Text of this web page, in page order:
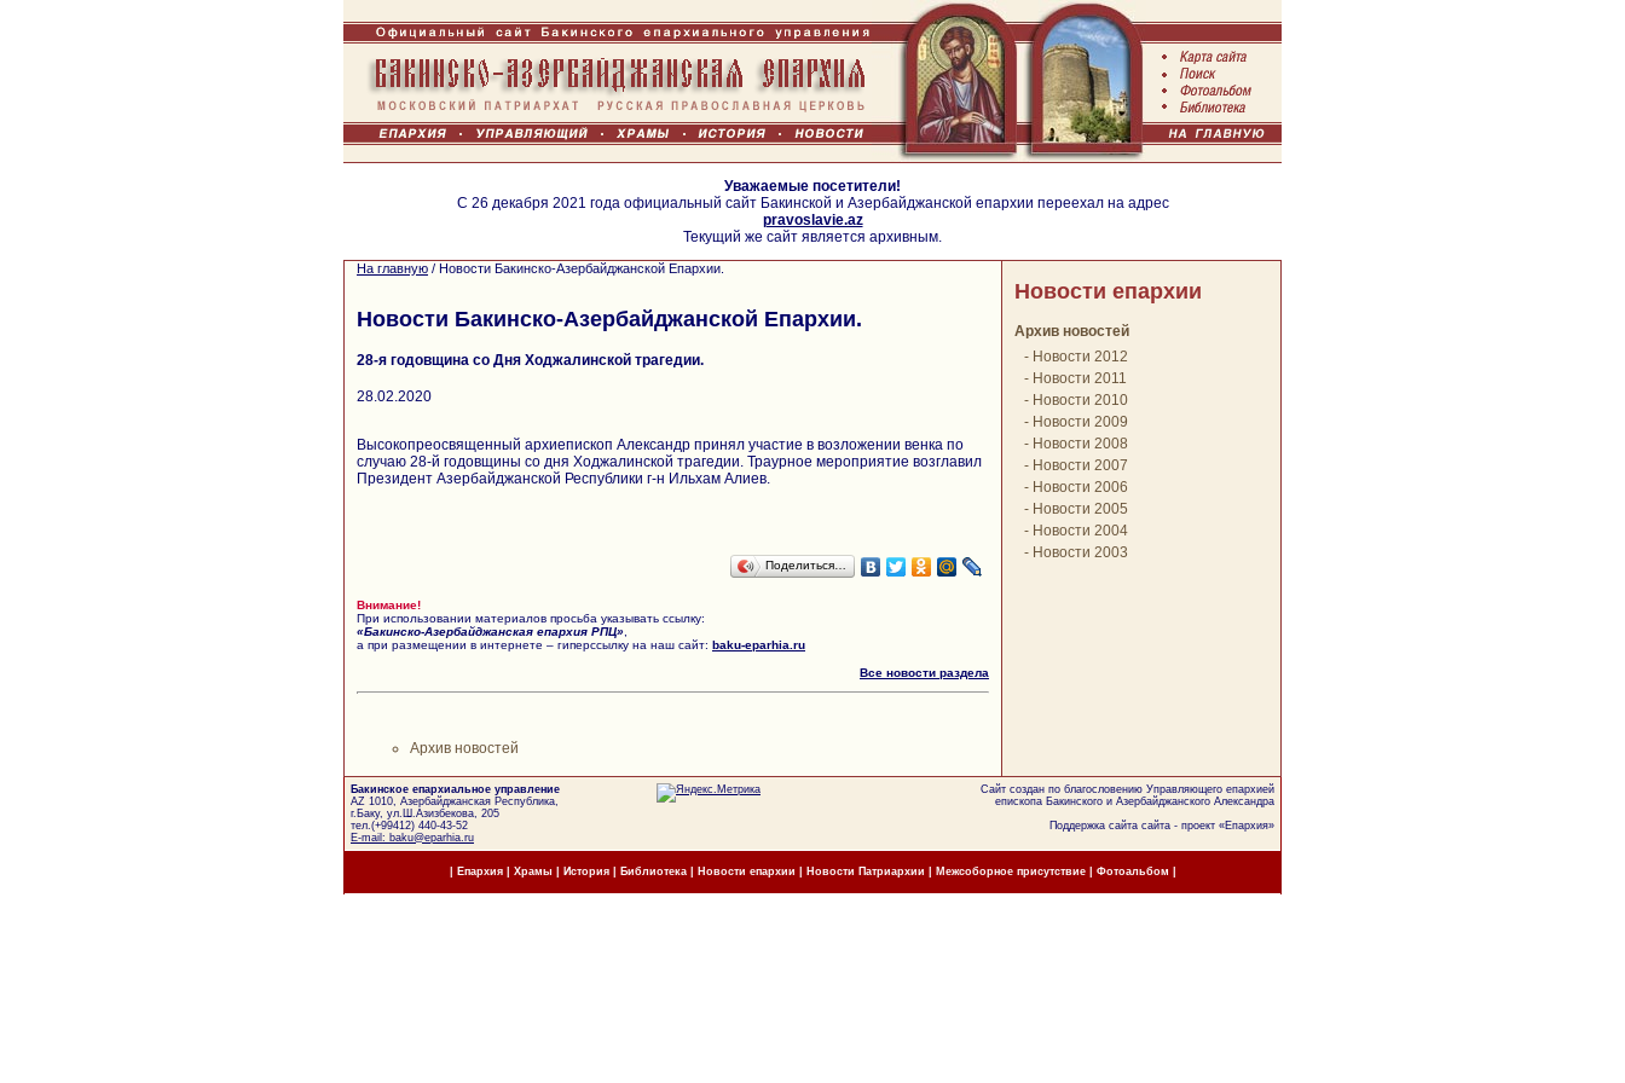
Уважаемые посетители!
С 26 декабря 2021 года официальный сайт Бакинской и Азербайджанской епархии переехал на адрес
pravoslavie.az
Текущий же сайт является архивным.
На главную / Новости Бакинско-Азербайджанской Епархии.
Новости Бакинско-Азербайджанской Епархии.
28-я годовщина со Дня Ходжалинской трагедии.
28.02.2020
Высокопреосвященный архиепископ Александр принял участие в возложении венка по
случаю 28-й годовщины со дня Ходжалинской трагедии. Траурное мероприятие возглавил
Президент Азербайджанской Республики г-н Ильхам Алиев.
Поделиться…
Внимание!
При использовании материалов просьба указывать ссылку:
«Бакинско-Азербайджанская епархия РПЦ»
а при размещении в интернете – гиперссылку на наш сайт: baku-eparhia.ru
Все новости раздела
Архив новостей
Новости епархии
Архив новостей
- Новости 2012
- Новости 2011
- Новости 2010
- Новости 2009
- Новости 2008
- Новости 2007
- Новости 2006
- Новости 2005
- Новости 2004
- Новости 2003
Бакинское епархиальное управление
AZ 1010, Азербайджанская Республика,
г.Баку, ул.Ш.Азизбекова, 205
тел.(+99412) 440-43-52
E-mail: baku@eparhia.ru
Сайт создан по благословению Управляющего епархией
епископа Бакинского и Азербайджанского Александра
Поддержка сайта сайта - проект «Епархия»
Епархия| Храмы История| Библиотека Новости епархии Новости Патриархии Межсоборное присутствие| Фотоальбом